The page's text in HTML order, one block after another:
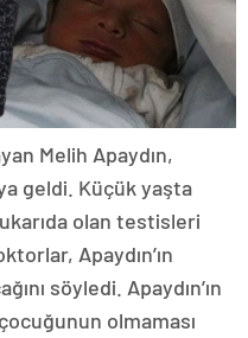
Melih Apaydın,
geldi. Küçük yaşta
olan testisleri
Apaydın’ın
söyledi. Apaydın’ın
olmaması